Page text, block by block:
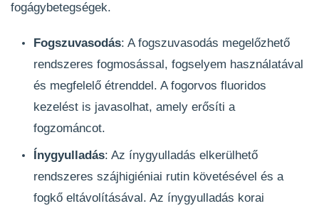
fogágybetegségek.
Fogszuvasodás: A fogszuvasodás megelőzhető
rendszeres fogmosással, fogselyem használatával
és megfelelő étrenddel. A fogorvos fluoridos
kezelést is javasolhat, amely erősíti a
fogzománcot.
Ínygyulladás: Az ínygyulladás elkerülhető
rendszeres szájhigiéniai rutin követésével és a
fogkő eltávolításával. Az ínygyulladás korai